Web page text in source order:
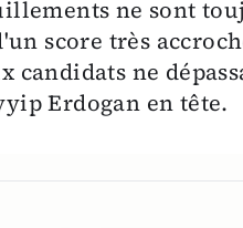
ne sont
score très
candidats ne
Erdogan en tête.